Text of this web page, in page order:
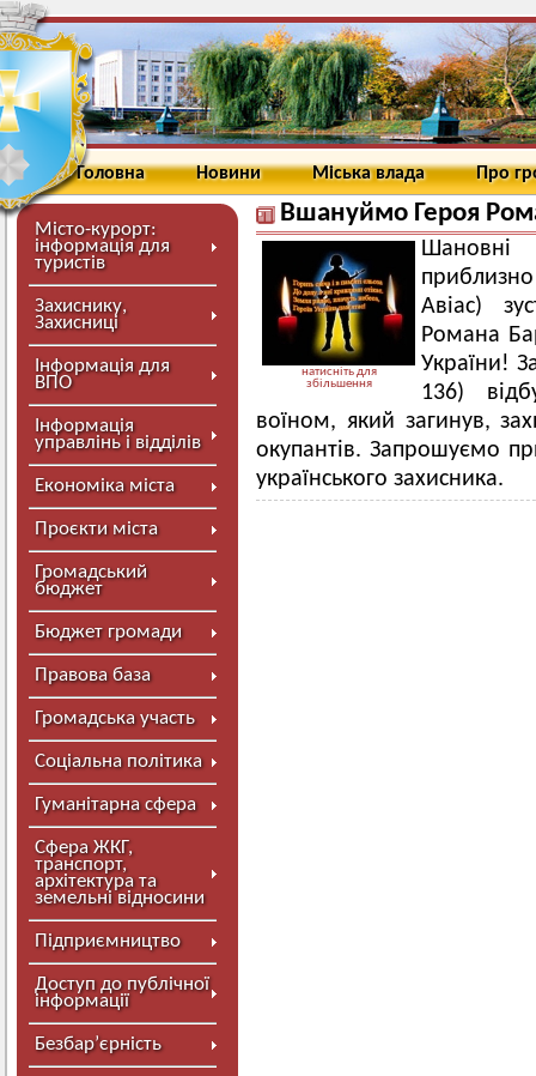
Головна Новини Міська влада Про
Місто-курорт:
інформація для
туристів
Захиснику,
Захисниці
Інформація для
ВПО
Інформація
управлінь і відділів
Економіка міста
Проєкти міста
Громадський
бюджет
Бюджет громади
Правова база
Громадська участь
Соціальна політика
Гуманітарна сфера
Сфера ЖКГ,
транспорт,
архітектура та
земельні відносини
Підприємництво
Доступ до публічної
інформації
Безбар’єрність
Вшануймо Героя
натисніть для
збільшення
Шановні
Авіас)
Романа
України!
136)
воїном, який загинув,
окупантів. Запрошуємо
українського захисника.